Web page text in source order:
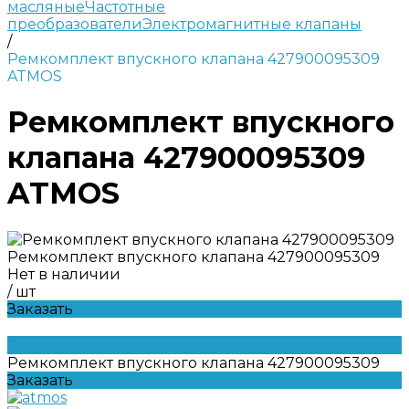
масляныеЧастотные
преобразователиЭлектромагнитные клапаны
/
Ремкомплект впускного клапана 427900095309
ATMOS
Ремкомплект впускного
клапана 427900095309
ATMOS
Ремкомплект впускного клапана 427900095309
Нет в наличии
/ шт
Заказать
Ремкомплект впускного клапана 427900095309
Заказать